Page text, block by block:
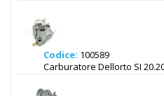
Codice: 100589
Carburatore Dellorto SI